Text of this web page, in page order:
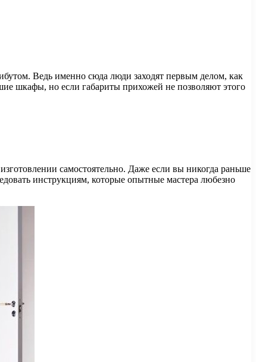
Ведь именно сюда люди заходят первым делом, как
шкафы, но если габариты прихожей не позволяют этого
самостоятельно. Даже если вы никогда раньше
инструкциям, которые опытные мастера любезно